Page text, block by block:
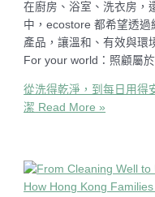
在廚房、浴室、洗衣房，
中，ecostore 都希望透
產品，讓溫和、有效與環
For your world：照顧屬
從洗得乾淨，到每日用得
潔 Read More »